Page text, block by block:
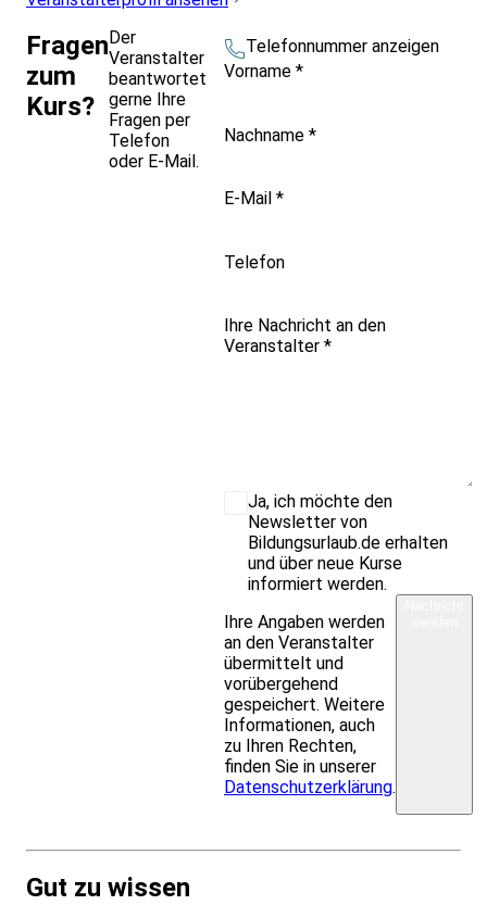
Fragen
zum
Kurs?
Der
Veranstalter
beantwortet
gerne Ihre
Fragen per
Telefon
oder E-Mail.
Telefonnummer anzeigen
Vorname *
Nachname *
E-Mail *
Telefon
Ihre Nachricht an den
Veranstalter *
Ja, ich möchte den
Newsletter von
Bildungsurlaub.de erhalten
und über neue Kurse
informiert werden.
Ihre Angaben werden
an den Veranstalter
übermittelt und
vorübergehend
gespeichert. Weitere
Informationen, auch
zu Ihren Rechten,
finden Sie in unserer
Datenschutzerklärung.
Gut zu wissen